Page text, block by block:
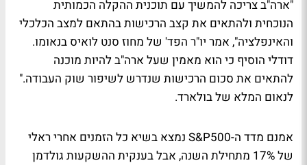
"ארה"ב צריכה להמשיך עם תוכנית ההקלה הכמותית
הנוכחית ולהתאים את קצב הרכישות בהתאם למצב הכלכלי
והאינפלציה", אמר יו"ר הפד' של מחוז סנט לואיס בנאומו.
דודלי הוסיף כי הוא מאמין שעל ארה"ב להיות מוכנה
להתאים את סכום הרכישות שנדרש לשיפור שוק העבודה."
לנאום המלא של בולארד.
אמנם מדד ה-S&P500 נמצא בשיא כל הזמנים אחרי ראלי
של 17% מתחילת השנה, אבל בענקית ההשקעות גולדמן